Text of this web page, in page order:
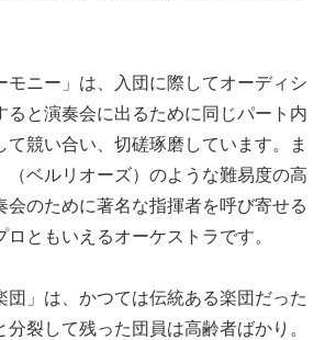
モニー」は、入団に際してオーディシ
ると演奏会に出るために同じパート内
て競い合い、切磋琢磨しています。ま
（ベルリオーズ）のような難易度の高
会のために著名な指揮者を呼び寄せる
ともいえるオーケストラです。
団」は、かつては伝統ある楽団だった
分裂して残った団員は高齢者ばかり。